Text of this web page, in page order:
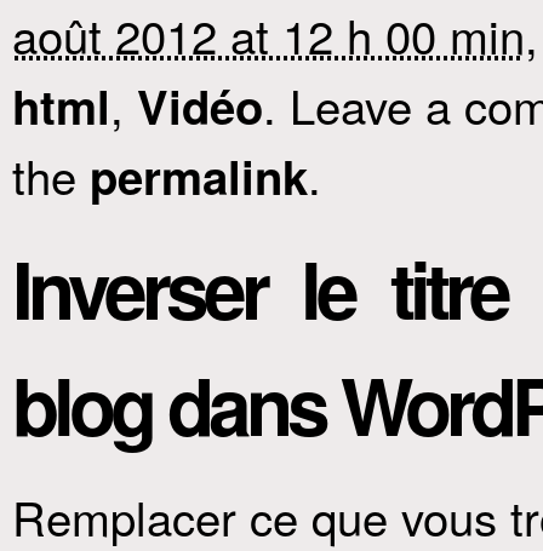
août 2012 at 12 h 00 min
html, Vidéo. Leave a
the permalink.
Inverser le
blog dans
Remplacer ce que vous